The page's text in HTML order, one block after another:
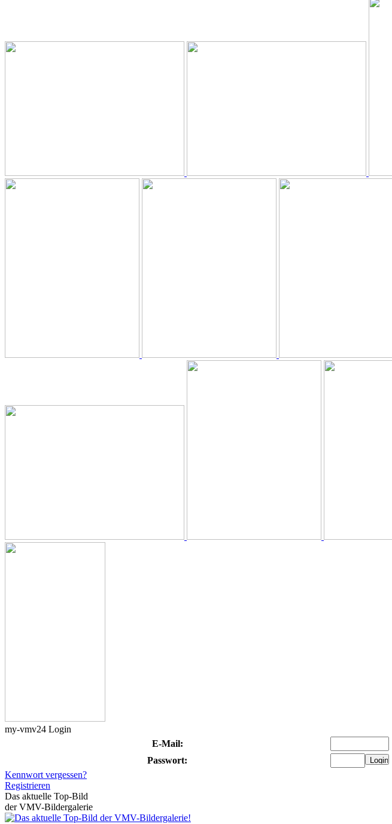
my-vmv24 Login
E-Mail:
Passwort:
Kennwort vergessen?
Registrieren
Das aktuelle Top-Bild
der VMV-Bildergalerie